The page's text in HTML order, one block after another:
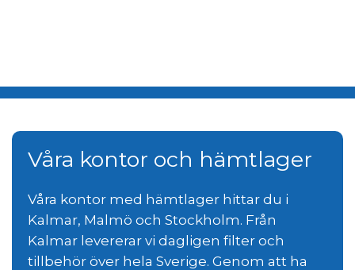
Våra kontor och hämtlager
Våra kontor med hämtlager hittar du i
Kalmar, Malmö och Stockholm. Från
Kalmar levererar vi dagligen filter och
tillbehör över hela Sverige. Genom att ha